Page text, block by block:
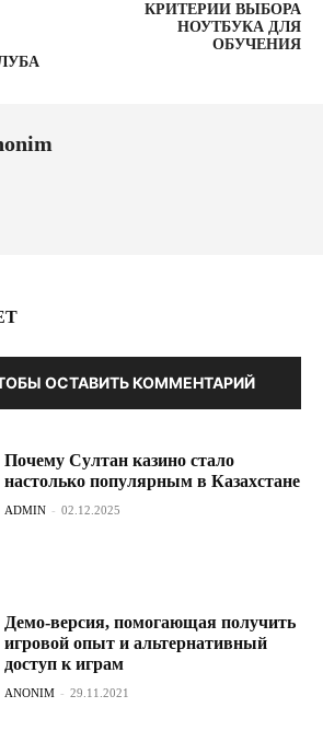
КРИТЕРИИ ВЫБОРА
НОУТБУКА ДЛЯ
ОБУЧЕНИЯ
ОСТАВИТЬ КОММЕНТАРИЙ
Почему Султан казино стало
настолько популярным в Казахстане
ADMIN - 02.12.2025
Демо-версия, помогающая получить
игровой опыт и альтернативный
доступ к играм
ANONIM - 29.11.2021